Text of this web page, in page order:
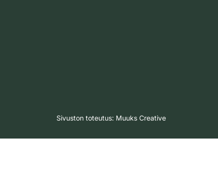
Sivuston toteutus: Muuks Creative